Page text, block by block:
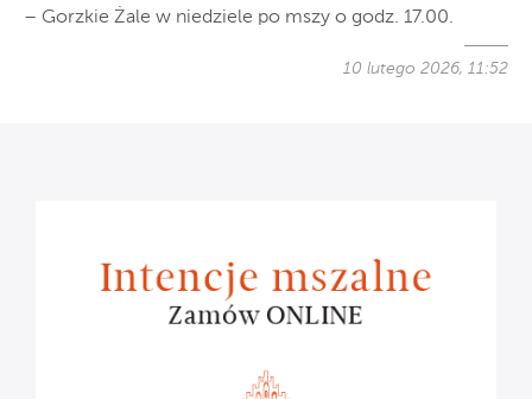
– Gorzkie Żale w niedziele po mszy o godz. 17.00.
10 lutego 2026, 11:52